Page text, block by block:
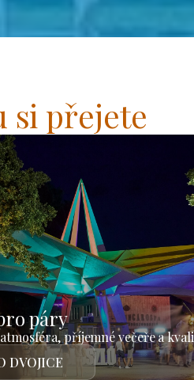
si přejete
páry
příjemné večeře a
DVOJICE